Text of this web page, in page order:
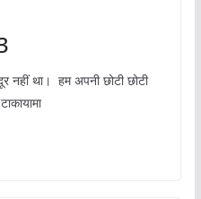
नहीं था। हम अपनी छोटी छोटी